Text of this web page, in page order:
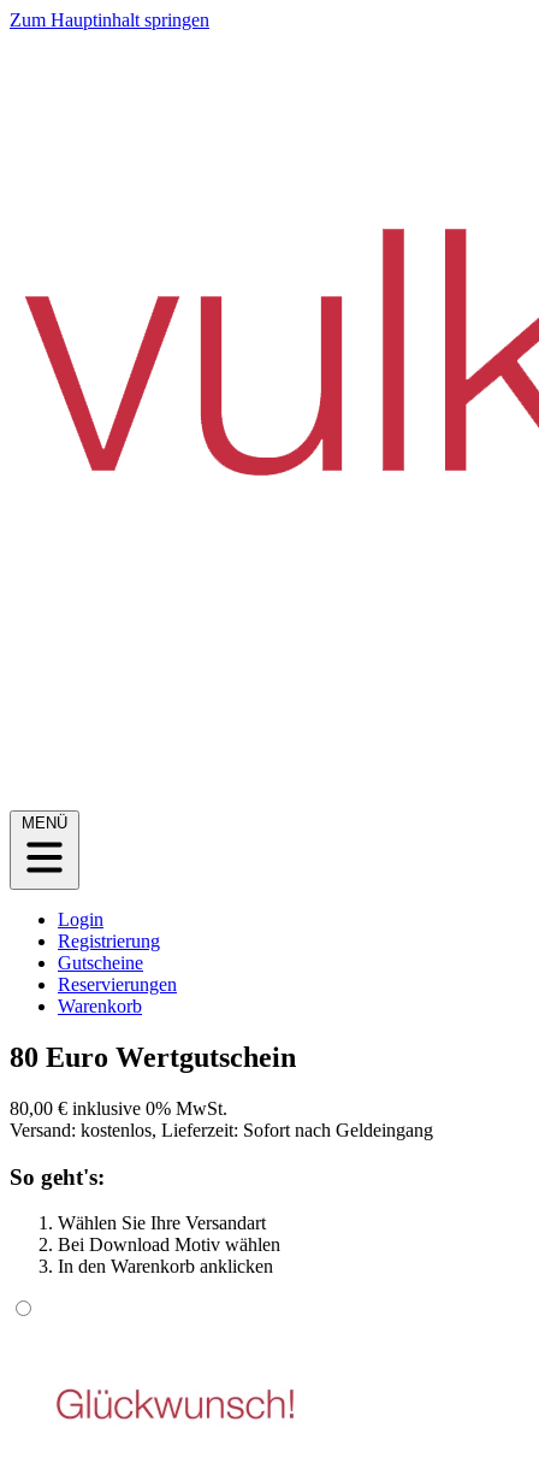
Zum Hauptinhalt springen
MENÜ
Login
Registrierung
Gutscheine
Reservierungen
Warenkorb
80 Euro Wertgutschein
80,00 € inklusive 0% MwSt.
Versand: kostenlos, Lieferzeit: Sofort nach Geldeingang
So geht's:
Wählen Sie Ihre Versandart
Bei Download Motiv wählen
In den Warenkorb anklicken